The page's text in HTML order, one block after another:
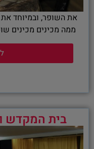
את השופר, ובמיוחד
ממה מכינים מכינים
בית המקדש